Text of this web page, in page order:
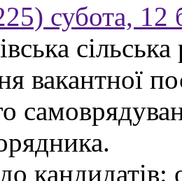
субота, 12
вакантної
кандидатів: